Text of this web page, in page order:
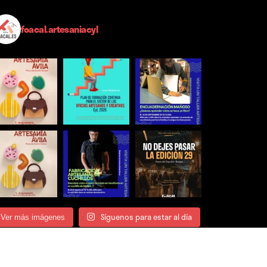
foacal.artesaniacyl
Ver más imágenes Síguenos para estar al día